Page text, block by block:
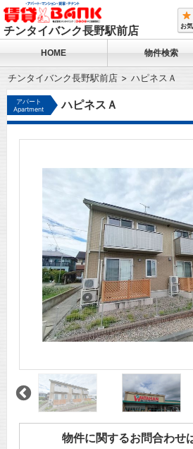
チンタイバンク長野駅前店 お
HOME 物件検索
チンタイバンク長野駅前店 ハピネスＡ
アパート
Apartment
ハピネスＡ
物件に関するお問合わせ